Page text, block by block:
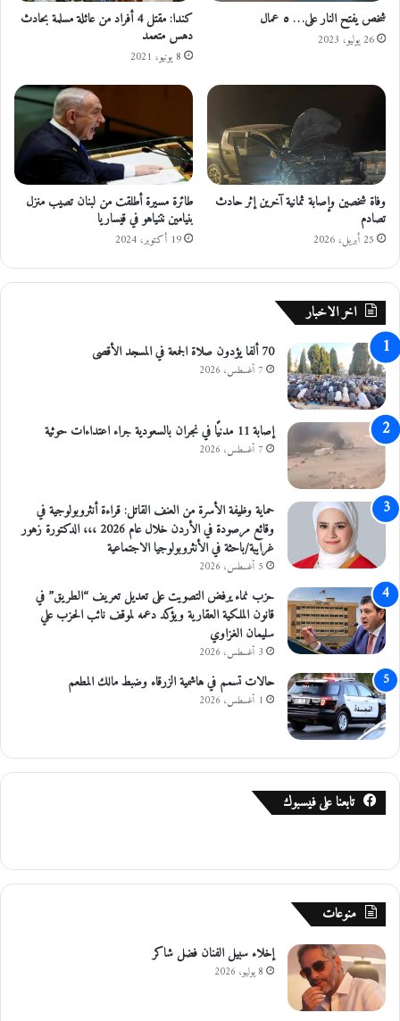
م
ح
ل
ل
ب
ع
ض
و
ض
ا
ل
ع
ي
ق
ا
ت
ن
إ
ح
ث
ت
د
ه
و
ر
ي
م
ا
ف
ظ
ة
إ
ر
ب
د
شخص يفتح النار على… ٥ عمال
26 يوليو، 2023
كندا: مقتل 4 أفراد من عائلة مسلمة بحادث
دهس متعمد
8 يونيو، 2021
وفاة شخصين وإصابة ثمانية آخرين إثر حادث
تصادم
25 أبريل، 2026
طائرة مسيرة أطلقت من لبنان تصيب منزل
بنيامين نتنياهو في قيساريا
19 أكتوبر، 2024
اخر الاخبار
70 ألفا يؤدون صلاة الجمعة في المسجد الأقصى
7 أغسطس، 2026
إصابة 11 مدنيًا في نجران بالسعودية جراء اعتداءات حوثية
7 أغسطس، 2026
حماية وظيفة الأسرة من العنف القاتل: قراءة أنثروبولوجية في
وقائع مرصودة في الأردن خلال عام 2026 ،،، الدكتورة زهور
غرايبة/باحثة في الأنثروبولوجيا الاجتماعية
5 أغسطس، 2026
حزب نماء يرفض التصويت على تعديل تعريف “الطريق” في
قانون الملكية العقارية ويؤكد دعمه لموقف نائب الحزب علي
سليمان الغزاوي
3 أغسطس، 2026
حالات تسمم في هاشمية الزرقاء وضبط مالك المطعم
1 أغسطس، 2026
تابعنا على فيسبوك
منوعات
إخلاء سبيل الفنان فضل شاكر
8 يوليو، 2026